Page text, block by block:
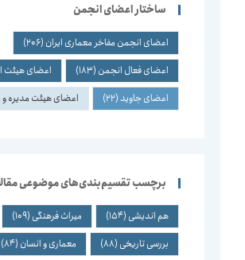
ساختار اعضای انجمن
اعضای انجمن مفاخر معماری ایران (206)
اعضای فعال انجمن (183) اعضای هیئت
اعضای جاوید(22) اعضای هیئت مدیره و
برچسب تقسیم‌بندی‌های موضوعی
هم اندیشی (154) میراث فرهنگی (109)
بررسی تاریخی (88) معماری و انسان (84)